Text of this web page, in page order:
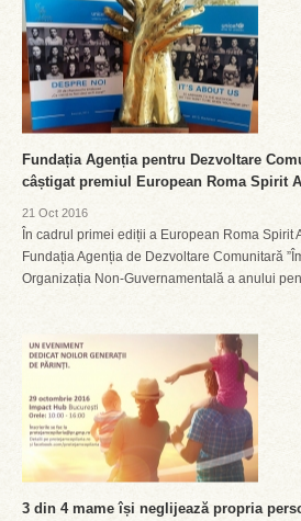
Fundația Agenția pentru Dezvoltare
câștigat premiul European Roma Spirit
21 Oct 2016
În cadrul primei ediții a European Roma Spirit
Fundația Agenția de Dezvoltare Comunitară
Organizația Non-Guvernamentală a anului
3 din 4 mame își neglijează propria